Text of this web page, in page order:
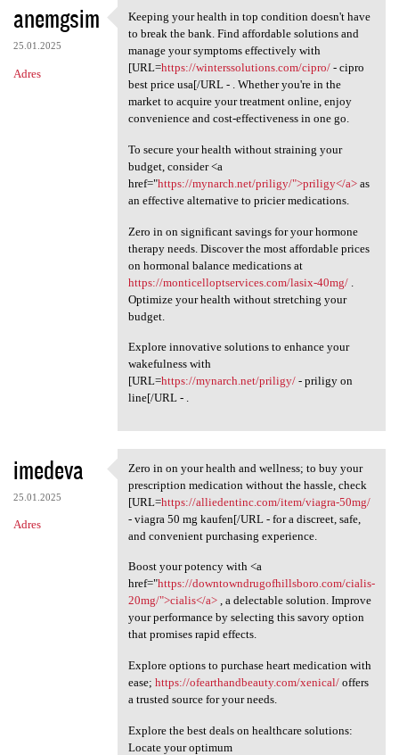
anemgsim
25.01.2025
Adres
Keeping your health in top
Keeping your health in top condition doesn't have
to break the bank. Find affordable solutions and
manage your symptoms effectively with
[URL=https://winterssolutions.com/cipro/- cipro
best price usa[/URL - . Whether you're in the
market to acquire your treatment online, enjoy
convenience and cost-effectiveness in one go.
To secure your health without straining your
budget, consider <a
href="https://mynarch.net/priligy/">priligy</a>as
an effective alternative to pricier medications.
Zero in on significant savings for your hormone
therapy needs. Discover the most affordable prices
on hormonal balance medications at
https://monticelloptservices.com/lasix-40mg/.
Optimize your health without stretching your
budget.
Explore innovative solutions to enhance your
wakefulness with
[URL=https://mynarch.net/priligy/- priligy on
line[/URL - .
imedeva
25.01.2025
Adres
Zero in on your health and
Zero in on your health and wellness; to buy your
prescription medication without the hassle, check
[URL=https://alliedentinc.com/item/viagra-50mg/
- viagra 50 mg kaufen[/URL - for a discreet, safe,
and convenient purchasing experience.
Boost your potency with <a
href="https://downtowndrugofhillsboro.com/cialis-
20mg/">cialis</a>, a delectable solution. Improve
your performance by selecting this savory option
that promises rapid effects.
Explore options to purchase heart medication with
ease; https://ofearthandbeauty.com/xenical/offers
a trusted source for your needs.
Explore the best deals on healthcare solutions:
Locate your optimum